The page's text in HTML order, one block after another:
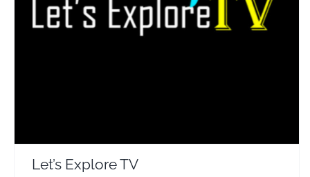
Let’s Explore TV
Travel Vloggers
Let’s Explore TV